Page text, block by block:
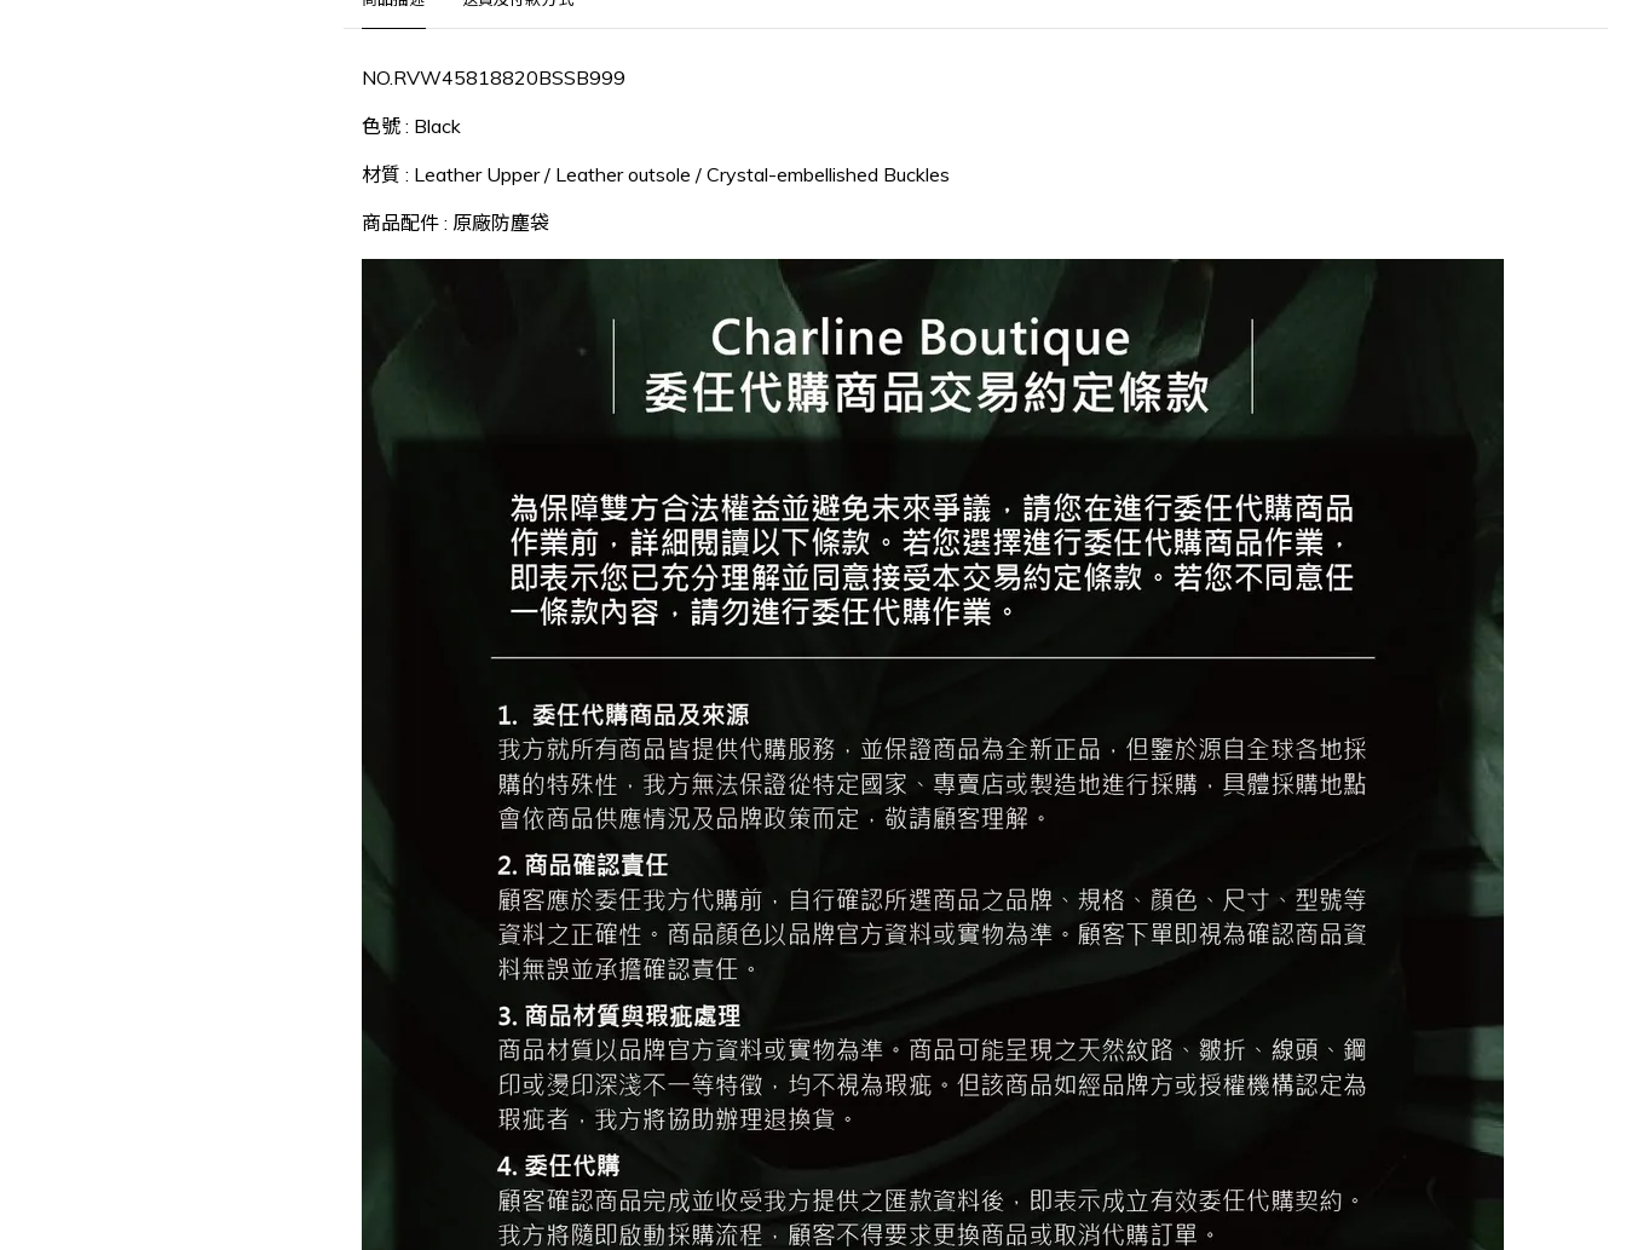
NO.RVW45818820BSSB999
色號: Black
材質 : Leather Upper / Leather outsole / Crystal-embellished Buckles
商品配件 : 原廠防塵袋